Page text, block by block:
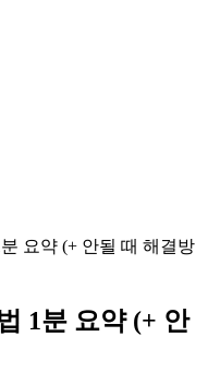
요약 (+ 안될 때 해결방
1분 요약 (+ 안